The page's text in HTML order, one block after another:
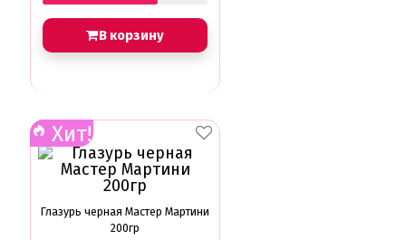
В корзину
Хит!
Глазурь черная Мастер Мартини
200гр